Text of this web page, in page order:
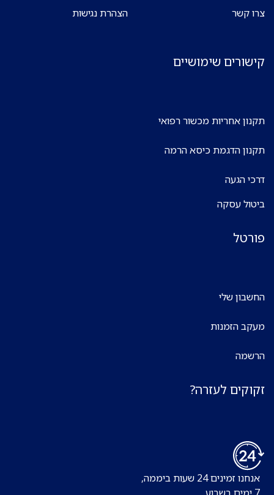
צרו קשר הצהרת נגישות
קישורים שימושיים
תקנון אחריות מכשור רפואי
תקנון הדגמת כיסא הרמה
דרכי הגעה
ביטול עסקה
פורטל
החשבון שלי
מעקב הזמנות
הרשמה
זקוקים לעזרה?
אנחנו זמינים 24 שעות ביממה,